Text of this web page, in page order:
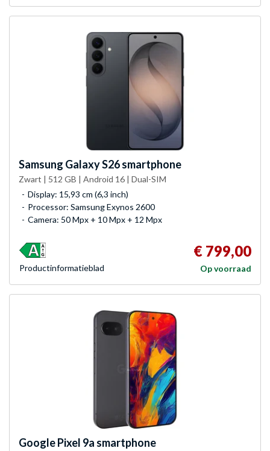
Samsung Galaxy S26 smartphone
Zwart | 512 GB | Android 16 | Dual-SIM
Display: 15,93 cm (6,3 inch)
Processor: Samsung Exynos 2600
Camera: 50 Mpx + 10 Mpx + 12 Mpx
€ 799,00
Op voorraad
Product­informatieblad
GooglePixel 9a smartphone